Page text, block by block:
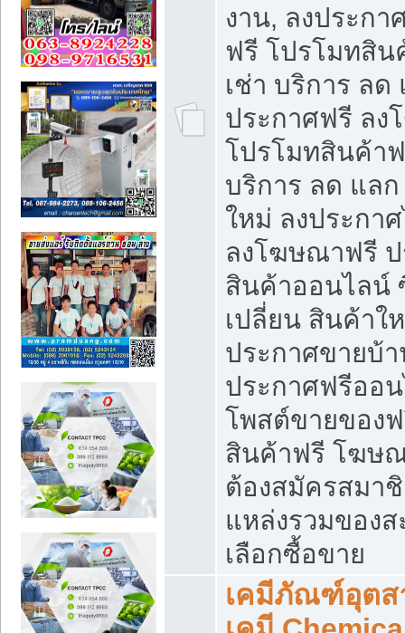
งาน, ลงประก
ฟรี โปรโมทสิ
เช่า บริการ ลด
ประกาศฟรี ล
โปรโมทสินค้า
บริการ ลด แล
ใหม่ ลงประกา
ลงโฆษณาฟรี
สินค้าออนไลน์
เปลี่ยน สินค้าใ
ประกาศขายบ้
ประกาศฟรีออ
โพสต์ขายของ
สินค้าฟรี โฆษ
ต้องสมัครสมา
แหล่งรวมของ
เลือกซื้อขาย
เคมีภัณฑ์อุตส